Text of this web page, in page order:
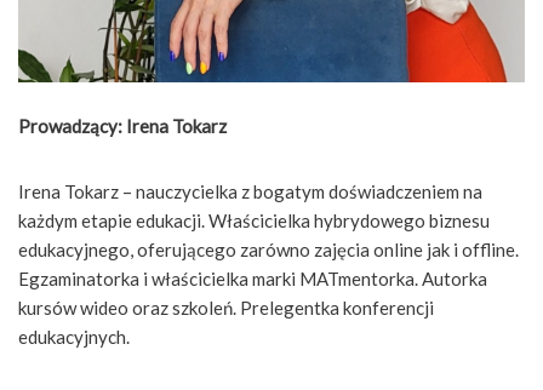
Prowadzący: Irena Tokarz
Irena Tokarz – nauczycielka z bogatym doświadczeniem na
każdym etapie edukacji. Właścicielka hybrydowego biznesu
edukacyjnego, oferującego zarówno zajęcia online jak i offline.
Egzaminatorka i właścicielka marki MATmentorka. Autorka
kursów wideo oraz szkoleń. Prelegentka konferencji
edukacyjnych.